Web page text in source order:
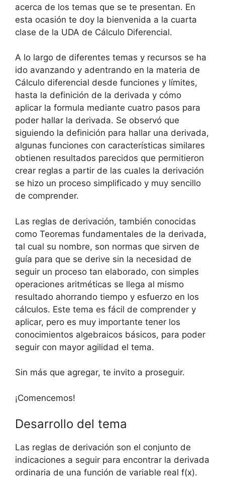
acerca de los temas que se te presentan. En
esta ocasión te doy la bienvenida a la cuarta
clase de la UDA de Cálculo Diferencial.
A lo largo de diferentes temas y recursos se ha
ido avanzando y adentrando en la materia de
Cálculo diferencial desde funciones y límites,
hasta la definición de la derivada y cómo
aplicar la formula mediante cuatro pasos para
poder hallar la derivada. Se observó que
siguiendo la definición para hallar una derivada,
algunas funciones con características similares
obtienen resultados parecidos que permitieron
crear reglas a partir de las cuales la derivación
se hizo un proceso simplificado y muy sencillo
de comprender.
Las reglas de derivación, también conocidas
como Teoremas fundamentales de la derivada,
tal cual su nombre, son normas que sirven de
guía para que se derive sin la necesidad de
seguir un proceso tan elaborado, con simples
operaciones aritméticas se llega al mismo
resultado ahorrando tiempo y esfuerzo en los
cálculos. Este tema es fácil de comprender y
aplicar, pero es muy importante tener los
conocimientos algebraicos básicos, para poder
seguir con mayor agilidad el tema.
Sin más que agregar, te invito a proseguir.
¡Comencemos!
Desarrollo del tema
Las reglas de derivación son el conjunto de
indicaciones a seguir para encontrar la derivada
ordinaria de una función de variable real f(x).